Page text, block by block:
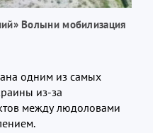
Волыни мобилизация
одним из самых
из-за
между людоловами